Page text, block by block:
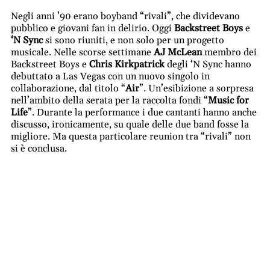
Negli anni ’90 erano boyband “rivali”, che dividevano
pubblico e giovani fan in delirio. Oggi Backstreet Boys e
‘N Syncsi sono riuniti, e non solo per un progetto
musicale. Nelle scorse settimaneAJ McLeanmembro dei
Backstreet Boys e Chris Kirkpatrick degli ‘N Sync hanno
debuttato a Las Vegas con un nuovo singolo in
collaborazione, dal titolo “Air”. Un’esibizione a sorpresa
nell’ambito della serata per la raccolta fondi “Music for
Life”. Durante la performance i due cantanti hanno anche
discusso, ironicamente, su quale delle due band fosse la
migliore. Ma questa particolare reunion tra “rivali” non
si è conclusa.